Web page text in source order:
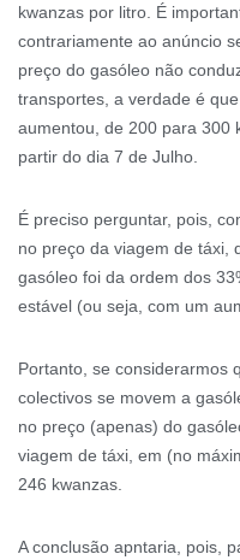
kwanzas por litro. É
contrariamente ao anúncio
preço do gasóleo não
transportes, a verdade é
aumentou, de 200 para 300
partir do dia 7 de Julho.
É preciso perguntar, pois,
no preço da viagem de táxi,
gasóleo foi da ordem dos
estável (ou seja, com um
Portanto, se considerarmos
colectivos se movem a
no preço (apenas) do
viagem de táxi, em (no
246 kwanzas.
A conclusão apntaria, pois,